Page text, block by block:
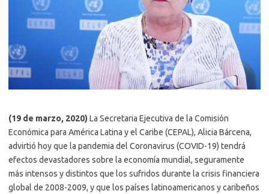
(19 de marzo, 2020) La Secretaria Ejecutiva de la Comisión
Económica para América Latina y el Caribe (CEPAL), Alicia Bárcena,
advirtió hoy que la pandemia del Coronavirus (COVID-19) tendrá
efectos devastadores sobre la economía mundial, seguramente
más intensos y distintos que los sufridos durante la crisis financiera
global de 2008-2009, y que los países latinoamericanos y caribeños